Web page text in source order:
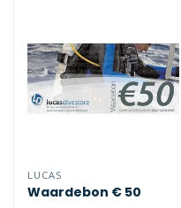
LUCAS
Waardebon € 50